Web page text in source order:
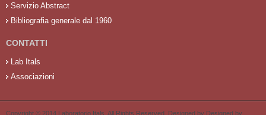
Servizio Abstract
Bibliografia generale dal 1960
CONTATTI
Lab Itals
Associazioni
Copyright © 2014 Laboratorio Itals. All Rights Reserved. Designed by Designed by